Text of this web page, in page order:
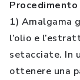
Procedimento
1) Amalgama
l’olio e
setacciate. In
ottenere una